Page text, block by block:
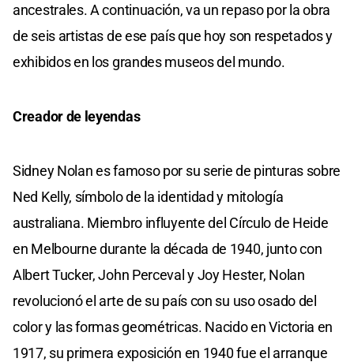
ancestrales. A continuación, va un repaso por la obra
de seis artistas de ese país que hoy son respetados y
exhibidos en los grandes museos del mundo.
Creador de leyendas
Sidney Nolan es famoso por su serie de pinturas sobre
Ned Kelly, símbolo de la identidad y mitología
australiana. Miembro influyente del Círculo de Heide
en Melbourne durante la década de 1940, junto con
Albert Tucker, John Perceval y Joy Hester, Nolan
revolucionó el arte de su país con su uso osado del
color y las formas geométricas. Nacido en Victoria en
1917, su primera exposición en 1940 fue el arranque